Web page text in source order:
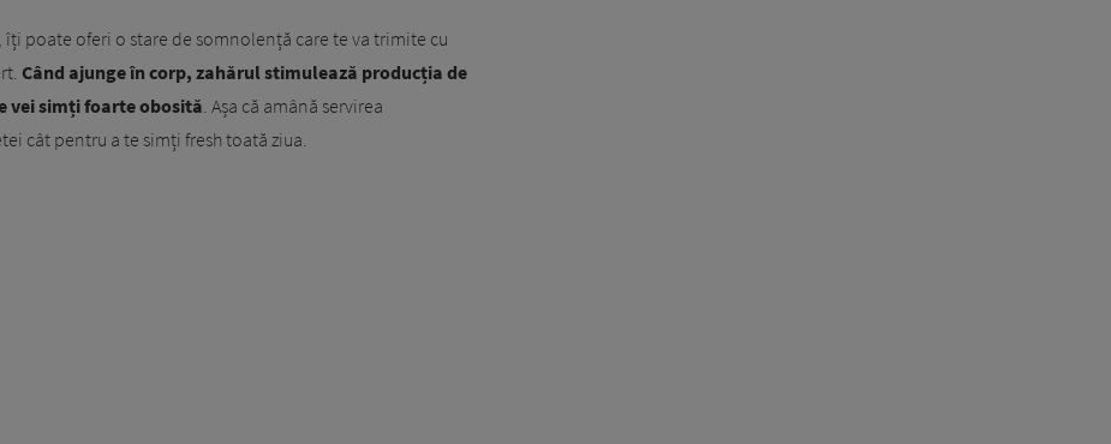
îți poate oferi o stare de somnolență care te va trimite cu
Când ajunge în corp, zahărul stimulează producția de
vei simți foarte obosită. Așa că amână servirea
cât pentru a te simți fresh toată ziua.